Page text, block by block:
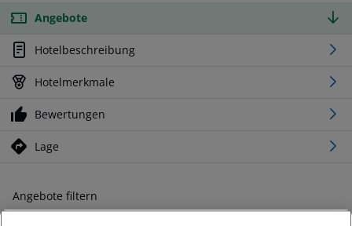
Angebote
Hotelbeschreibung
Hotelmerkmale
Bewertungen
Lage
Angebote filtern
Ändern Sie Ihre Kriterien nach Ihren Wünschen